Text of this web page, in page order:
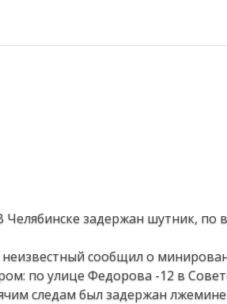
задержан шутник, по
неизвестный сообщил о
по улице Федорова -12 в
следам был задержан